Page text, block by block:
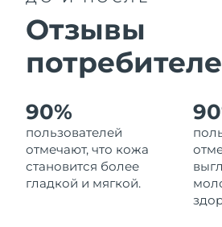
Отзывы
90%
пользователей
отмечают, что кожа
становится более
гладкой и мягкой.
Израиль
Япония
Джерси